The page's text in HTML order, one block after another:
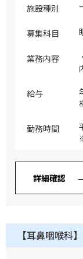
施設種別
募集科目
業務内容
給与
勤務時間
詳細確認
【耳鼻咽喉科